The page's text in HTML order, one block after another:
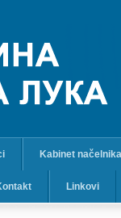
Kabinet načelnika
Linkovi